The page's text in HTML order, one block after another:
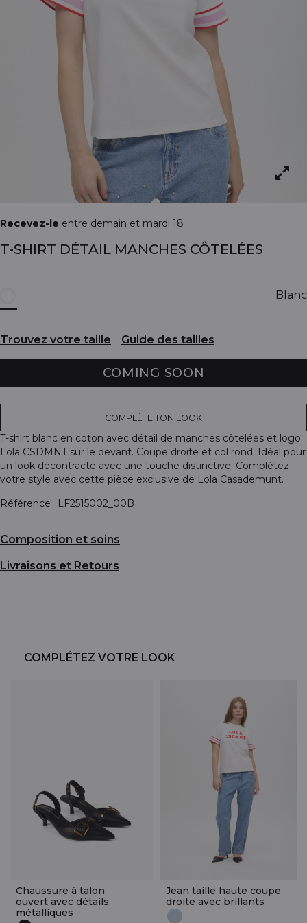
Recevez-le entre demain et mardi 18
T-SHIRT DÉTAIL MANCHES CÔTELÉES
Blanc
Trouvez votre taille Guide des tailles
COMING SOON
COMPLÈTE TON LOOK
T-shirt blanc en coton avec détail de manches côtelées et logo
Lola CSDMNT sur le devant. Coupe droite et col rond. Idéal pour
un look décontracté avec une touche distinctive. Complétez
votre style avec cette pièce exclusive de Lola Casademunt.
Référence
LF2515002_00B
Composition et soins
Livraisons et Retours
COMPLÉTEZ VOTRE LOOK
Chaussure à talon
ouvert avec détails
métalliques
Jean taille haute coupe
droite avec brillants